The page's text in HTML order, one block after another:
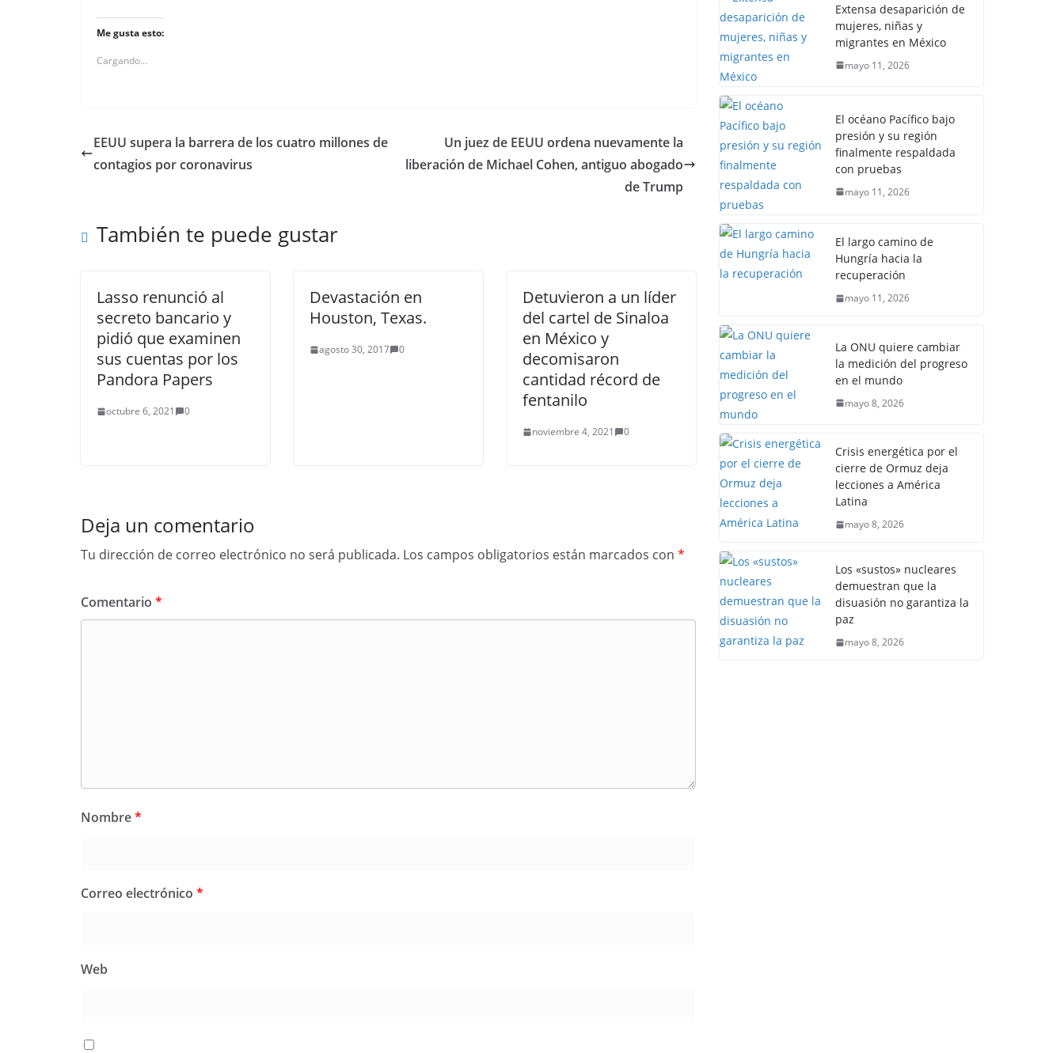
Me gusta esto:
Cargando...
EEUU supera la barrera de los cuatro millones de
contagios por coronavirus
Un juez de EEUU ordena nuevamente la
liberación de Michael Cohen, antiguo abogado
de Trump
También te puede gustar
Lasso renunció al
secreto bancario y
pidió que examinen
sus cuentas por los
Pandora Papers
octubre 6, 2021 0
Devastación en
Houston, Texas.
agosto 30, 2017 0
Detuvieron a un líder
del cartel de Sinaloa
en México y
decomisaron
cantidad récord de
fentanilo
noviembre 4, 2021 0
Deja un comentario
Tu dirección de correo electrónico no será publicada. Los campos obligatorios están marcados con *
Comentario *
Nombre*
Correo electrónico *
Web
Extensa desaparición de
mujeres, niñas y
migrantes en México
mayo 11, 2026
El océano Pacífico bajo
presión y su región
finalmente respaldada
con pruebas
mayo 11, 2026
El largo camino de
Hungría hacia la
recuperación
mayo 11, 2026
La ONU quiere cambiar
la medición del progreso
en el mundo
mayo 8, 2026
Crisis energética por el
cierre de Ormuz deja
lecciones a América
Latina
mayo 8, 2026
Los «sustos» nucleares
demuestran que la
disuasión no garantiza la
paz
mayo 8, 2026